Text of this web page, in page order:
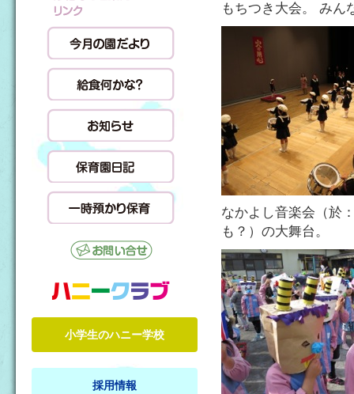
小学生のハニー学校
採用情報
もちつき大会。 みん
なかよし音楽会（於
も？）の大舞台。